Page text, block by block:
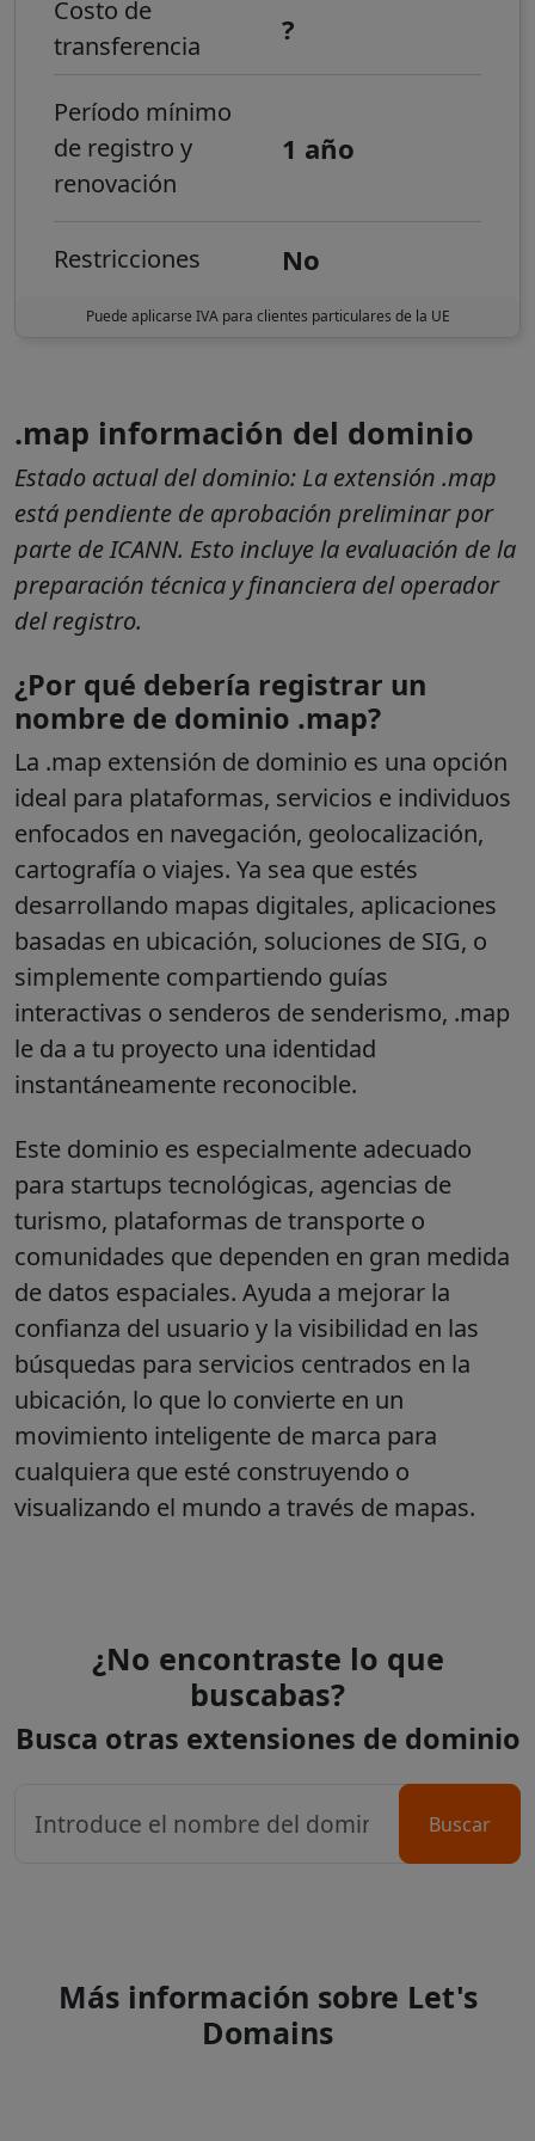
Costo de
transferencia
?
Período mínimo
de registro y
renovación
1 año
Restricciones No
Puede aplicarse IVA para clientes particulares de la UE
.map información del dominio
Estado actual del dominio: La extensión .map
está pendiente de aprobación preliminar por
parte de ICANN. Esto incluye la evaluación de la
preparación técnica y financiera del operador
del registro.
¿Por qué debería registrar un
nombre de dominio .map?
La .map extensión de dominio es una opción
ideal para plataformas, servicios e individuos
enfocados en navegación, geolocalización,
cartografía o viajes. Ya sea que estés
desarrollando mapas digitales, aplicaciones
basadas en ubicación, soluciones de SIG, o
simplemente compartiendo guías
interactivas o senderos de senderismo, .map
le da a tu proyecto una identidad
instantáneamente reconocible.
Este dominio es especialmente adecuado
para startups tecnológicas, agencias de
turismo, plataformas de transporte o
comunidades que dependen en gran medida
de datos espaciales. Ayuda a mejorar la
confianza del usuario y la visibilidad en las
búsquedas para servicios centrados en la
ubicación, lo que lo convierte en un
movimiento inteligente de marca para
cualquiera que esté construyendo o
visualizando el mundo a través de mapas.
¿No encontraste lo que
buscabas?
Busca otras extensiones de dominio
Buscar